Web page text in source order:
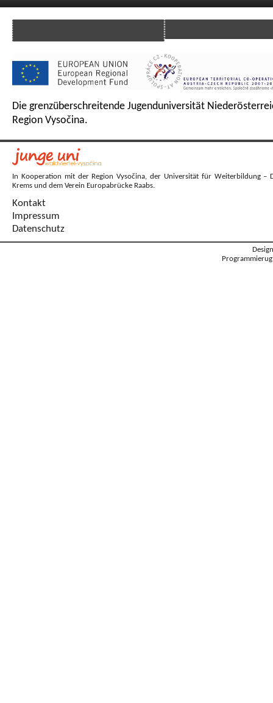
Die grenzüberschreitende Jugenduniversität
Region Vysočina.
In Kooperation mit der Region Vysočina, der Universität für Weiterbildung –
Krems und dem Verein Europabrücke Raabs.
Kontakt
Impressum
Datenschutz